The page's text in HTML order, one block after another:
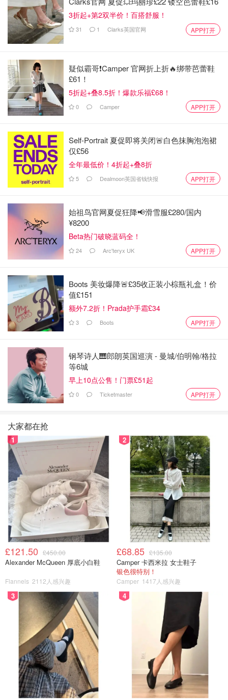
整个步骤如下，虽然很简单， 但是真的做起来， 一些细节
还是很关键的， 有兴趣的可以查看油管我的美食频道， 都
在视频里面强调啦！
2. 加入牛肉， 中火煎出焦化层
3. 加入清酒， 生抽， 加水， 炖一个小时
4. 加入土豆胡萝卜块， 炖20分钟
5. 加入调味料， 咖喱快， Tonku 酱， 蜂蜜， 奶油， 苹果
泥， 大火收汁5 分钟， 记得搅拌防止糊底。
6. 一定要配上大米饭， 面条没有米饭好吃。 或者印度的囊
也是可以的。
非常好吃的一款炖牛肉！！
3折起+第2双半价！百搭舒服！
31 1 Clarks英国官网 APP打开
疑似霸哥❗️Camper 官网折上折🔥绑带芭蕾鞋
£61！
5折起+叠8.5折！爆款乐福£68！
0 Camper APP打开
Self-Portrait 夏促即将关闭🚨白色抹胸泡泡裙
仅£56
全年最低价！4折起+叠8折
5 Dealmoon英国省钱快报 APP打开
始祖鸟官网夏促狂降📢滑雪服£280/国内
¥8200
Beta热门破晓蓝码全！
24 Arc'teryx UK APP打开
Boots 美妆爆降🚨£35收正装小棕瓶礼盒！价
值£151
额外7.2折！Prada护手霜£34
3 Boots APP打开
钢琴诗人🎹郎朗英国巡演 - 曼城/伯明翰/格拉
等6城
早上10点公售！门票£51起
0 Ticketmaster APP打开
大家都在抢
1
£121.50 £450.00
Alexander McQueen 厚底小白鞋
Flannels 2112人感兴趣
2
£68.85 £135.00
Camper 卡西米拉 女士鞋子
银色很特别！
Camper 1417人感兴趣
3 4